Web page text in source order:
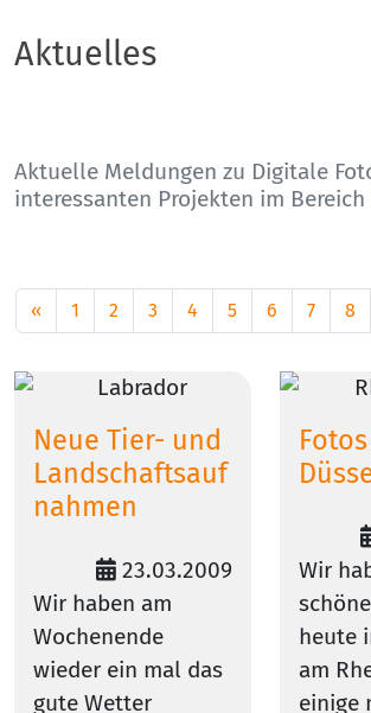
Aktuelles
Aktuelle Meldungen zu Digitale
interessanten Projekten im Bereich
« 1 2 3 4 5 6 7 8
Neue Tier- und
Landschaftsauf
nahmen
23.03.2009
Wir haben am
Wochenende
wieder ein mal das
gute Wetter
Wir
heute
am
einige